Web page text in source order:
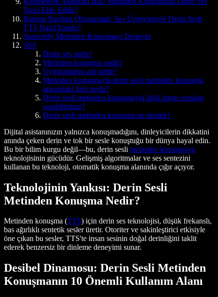
Nasıl Elde Edilir?
Bariton Baytları Oluşturmak: Ses Üreteçleriyle Derin Sesli
TTS Nasıl Yapılır?
Speechify Metinden Konuşmayı Deneyin
SSS
Derin ses nedir?
Metinden konuşma nedir?
Uygulamanın adı nedir?
Metinden konuşmayla derin sesli metinden konuşma
arasındaki fark nedir?
Derin sesli metinden konuşmayla ilgili hangi soruları
sorabilirsiniz?
Derin sesli metinden konuşma ne demek?
Dijital asistanınızın yalnızca konuşmadığını, dinleyicilerin dikkatini
anında çeken derin ve tok bir sesle konuştuğu bir dünya hayal edin.
Bu bir bilim kurgu değil—bu, derin sesli metinden konuşmaya
teknolojisinin gücüdür. Gelişmiş algoritmalar ve ses sentezini
kullanan bu teknoloji, otomatik konuşma alanında çığır açıyor.
Teknolojinin Yankısı: Derin Sesli
Metinden Konuşma Nedir?
Metinden konuşma (TTS) için derin ses teknolojisi, düşük frekanslı,
bas ağırlıklı sentetik sesler üretir. Otoriter ve sakinleştirici etkisiyle
öne çıkan bu sesler, TTS'te insan sesinin doğal derinliğini taklit
ederek benzersiz bir dinleme deneyimi sunar.
Desibel Dinamosu: Derin Sesli Metinden
Konuşmanın 10 Önemli Kullanım Alanı